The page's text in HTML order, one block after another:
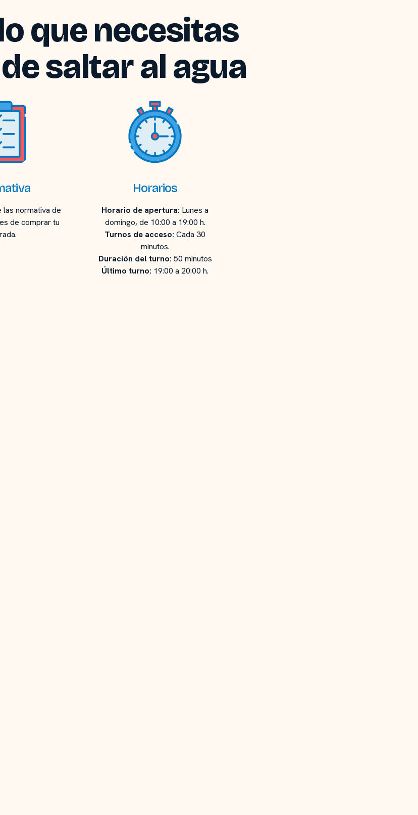
que necesitas
saltar al agua
normativa de
de comprar tu
Horarios
Horario de apertura: Lunes a
domingo, de 10:00 a 19:00 h.
Turnos de acceso: Cada 30
minutos.
Duración del turno: 50 minutos
Último turno: 19:00 a 20:00 h.